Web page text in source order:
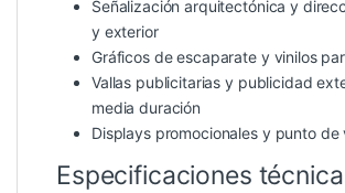
Señalización arquitectónica y
y exterior
Gráficos de escaparate y vinilos
Vallas publicitarias y publicidad
media duración
Displays promocionales y punto de
Especificaciones